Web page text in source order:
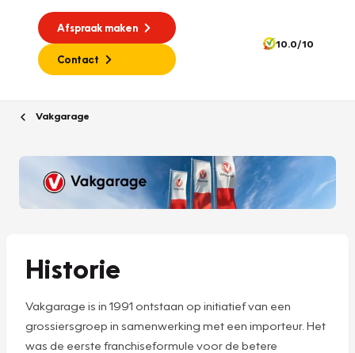
Afspraak maken
Contact
10.0/10
Vakgarage
Historie
Vakgarage is in 1991 ontstaan op initiatief van een
grossiersgroep in samenwerking met een importeur. Het
was de eerste franchiseformule voor de betere